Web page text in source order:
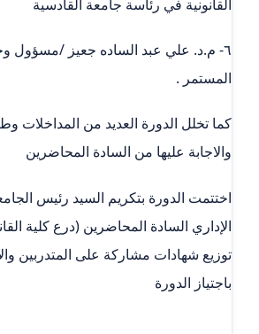
القانونية في رئاسة جامعة القادسية
٦- م.د. علي عبد الساده جعيز /مسؤول
المستمر .
كما تخلل الدورة العديد من المداخلات
والاجابة عليها من السادة المحاضرين
اختتمت الدورة بتكريم السيد رئيس
الإداري السادة المحاضرين (درع كلية
توزيع شهادات مشاركة على المتدربين
باجتياز الدورة